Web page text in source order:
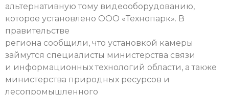
альтернативную тому видеооборудованию,
которое установлено ООО «Технопарк». В
правительстве
региона сообщили, что установкой камеры
займутся специалисты министерства связи
и информационных технологий области, а также
министерства природных ресурсов и
лесопромышленного